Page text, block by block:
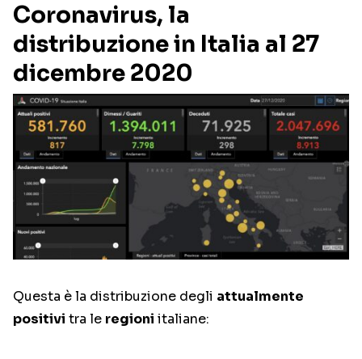
Coronavirus, la
distribuzione in Italia al 27
dicembre 2020
Questa è la distribuzione degli attualmente
positivi tra le regioni italiane: